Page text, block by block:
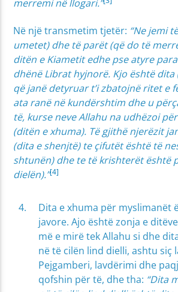
merremi në llogari.”
Në një transmetim tjetër: “Ne jemi
umetet) dhe të parët (që do të
ditën e Kiametit edhe pse atyre
dhënë Librat hyjnorë. Kjo është dita
që janë detyruar t’i zbatojnë ritet e
ata ranë në kundërshtim dhe u
të, kurse neve Allahu na udhëzoi
(ditën e xhuma). Të gjithë njerëzit
(dita e shenjtë) te çifutët është të
shtunën) dhe te të krishterët është
dielën).”[4]
Dita e xhuma për myslimanët
javore. Ajo është zonja e
më e mirë tek Allahu si dhe
në të cilën lind dielli, ashtu siç
Pejgamberi, lavdërimi dhe
qofshin për të, dhe tha: “Dita